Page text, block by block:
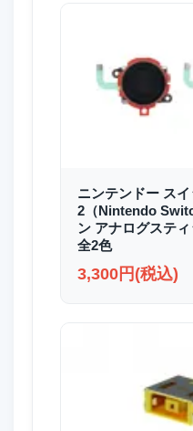
ニンテンドー ス
2（Nintendo
ン アナログステ
全2色
3,300円(税込)